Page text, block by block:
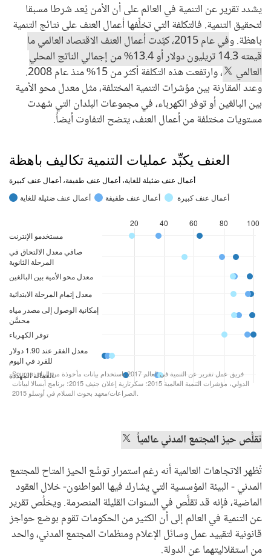
يشدد تقرير عن التنمية في العالم على أن الأمن يُعد شرطا مسبقا
لتحقيق التنمية. فالتكلفة التي تخلِّفها أعمال العنف على نتائج التنمية
باهظة. و
في عام 2015، كبَّدت أعمال العنف الاقتصاد العالمي ما
قيمته 14.3 تريليون دولار أو 13.4% من إجمالي الناتج المحلي
العالمي
، وارتفعت هذه التكلفة أكثر من 15% منذ عام 2008.
وعند المقارنة بين مؤشرات التنمية المختلفة، مثل معدل محو الأمية
بين البالغين أو توفر الكهرباء، في مجموعات البلدان التي شهدت
مستويات مختلفة من أعمال العنف، يتضح التفاوت أيضاً.
​تقلُّص حيز المجتمع المدني عالمياً
تُظهر الاتجاهات العالمية أنه رغم استمرار توسُّع الحيز المتاح للمجتمع
المدني - البيئة المؤسسية التي يشارك فيها المواطنون- خلال العقود
الماضية، فإنه قد تقلَّص في السنوات القليلة المنصرمة. ويخلُص تقرير
عن التنمية في العالم إلى أن الكثير من الحكومات تقوم بوضع حواجز
قانونية لتقييد عمل وسائل الإعلام ومنظمات المجتمع المدني، والحد
من استقلاليتهما عن الدولة.